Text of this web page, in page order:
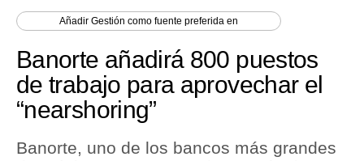
Economía
Mercados
AñadirGestión como fuente preferida en
Banorte añadirá 800 puestos
de trabajo para aprovechar el
“nearshoring”
Banorte, uno de los bancos más grandes